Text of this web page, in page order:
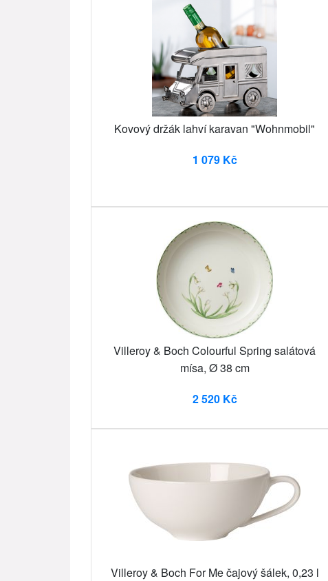
Kovový držák lahví karavan "Wohnmobil"
1 079 Kč
Villeroy & Boch Colourful Spring salátová
mísa, Ø 38 cm
2 520 Kč
Villeroy & Boch For Me čajový šálek, 0,23 l